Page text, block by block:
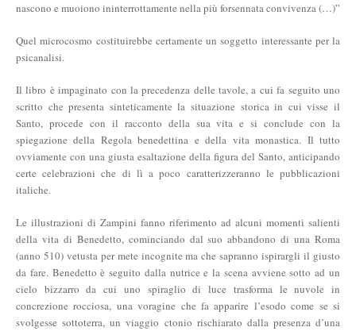
nascono e muoiono ininterrottamente nella più forsennata convivenza (…)”
Quel microcosmo costituirebbe certamente un soggetto interessante per la
psicanalisi.
Il libro è impaginato con la precedenza delle tavole, a cui fa seguito uno
scritto che presenta sinteticamente la situazione storica in cui visse il
Santo, procede con il racconto della sua vita e si conclude con la
spiegazione della Regola benedettina e della vita monastica. Il tutto
ovviamente con una giusta esaltazione della figura del Santo, anticipando
certe celebrazioni che di lì a poco caratterizzeranno le pubblicazioni
italiche.
Le illustrazioni di Zampini fanno riferimento ad alcuni momenti salienti
della vita di Benedetto, cominciando dal suo abbandono di una Roma
(anno 510) vetusta per mete incognite ma che sapranno ispirargli il giusto
da fare. Benedetto è seguito dalla nutrice e la scena avviene sotto ad un
cielo bizzarro da cui uno spiraglio di luce trasforma le nuvole in
concrezione rocciosa, una voragine che fa apparire l’esodo come se si
svolgesse sottoterra, un viaggio ctonio rischiarato dalla presenza d’una